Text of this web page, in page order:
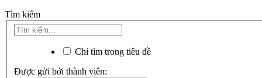
Tìm kiếm
Chỉ tìm trong tiêu đề
Được gửi bởi thành viên: